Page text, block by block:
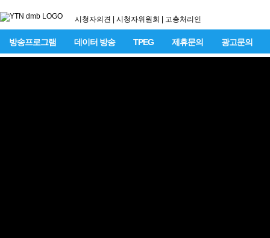
시청자의견 시청자위원회 고충처리인
방송프로그램 데이터 방송 TPEG 제휴문의 광고문의